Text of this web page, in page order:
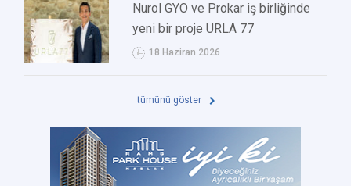
Nurol GYO ve Prokar iş birliğinde
yeni bir proje URLA 77
18 Haziran 2026
tümünü göster